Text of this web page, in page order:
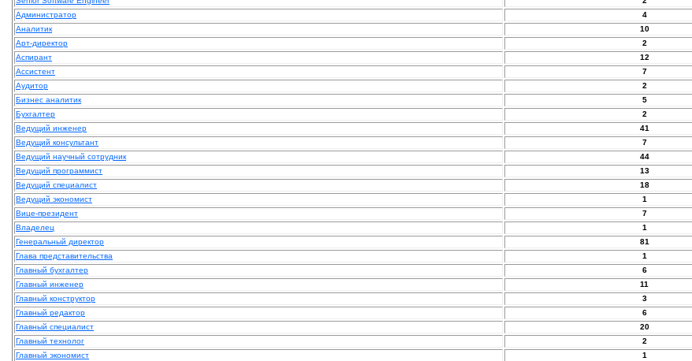
Администратор
4
Аналитик
10
Арт-директор
2
Аспирант
12
Ассистент
7
Аудитор
2
Бизнес аналитик
5
Бухгалтер
2
Ведущий инженер
41
Ведущий консультант
7
Ведущий научный сотрудник
44
Ведущий программист
13
Ведущий специалист
18
Ведущий экономист
1
Вице-президент
7
Владелец
1
Генеральный директор
81
Глава представительства
1
Главный бухгалтер
6
Главный инженер
11
Главный конструктор
3
Главный редактор
6
Главный специалист
20
Главный технолог
2
Главный экономист
1